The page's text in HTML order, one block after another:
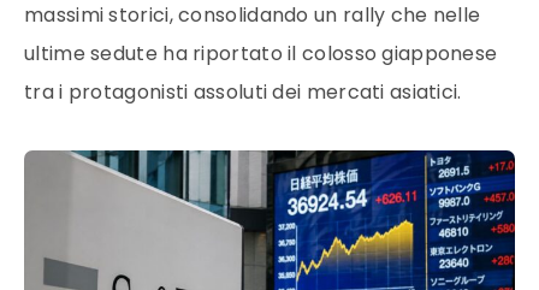
massimi storici, consolidando un rally che nelle
ultime sedute ha riportato il colosso giapponese
tra i protagonisti assoluti dei mercati asiatici.